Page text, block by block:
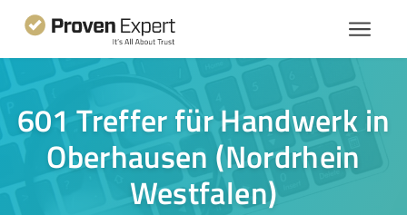
601 Treffer für Handwerk in
Oberhausen (Nordrhein
Westfalen)